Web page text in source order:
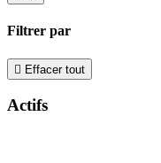
Filtrer par
 Effacer tout
Actifs